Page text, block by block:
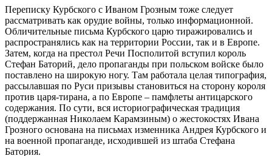
Переписку Курбского с Иваном Грозным тоже следует
рассматривать как орудие войны, только информационной.
Обличительные письма Курбского царю тиражировались и
распространялись как на территории России, так и в Европе.
Затем, когда на престол Речи Посполитой вступил король
Стефан Баторий, дело пропаганды при польском войске было
поставлено на широкую ногу. Там работала целая типография,
рассылавшая по Руси призывы становиться на сторону короля
против царя-тирана, а по Европе – памфлеты антицарского
содержания. По сути, вся историографическая традиция
(поддержанная Николаем Карамзиным) о жестокостях Ивана
Грозного основана на письмах изменника Андрея Курбского и
на военной пропаганде, исходившей из штаба Стефана
Батория.